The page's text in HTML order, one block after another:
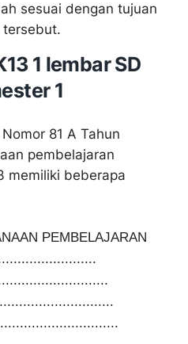
sesuai dengan tujuan
tersebut.
1 lembar SD
1
81 A Tahun
pembelajaran
memiliki beberapa
PEMBELAJARAN